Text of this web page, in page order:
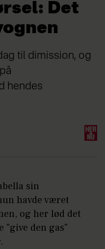
Det
til dimission, og
hendes
sin
havde været
og her lød det
"give den gas"